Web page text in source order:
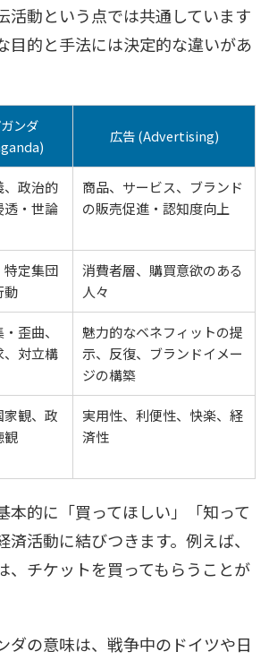
活動という点では共通しています
目的と手法には決定的な違いがあ
ンダ
広告 (Advertising)
、政治的
透・世論
商品、サービス、ブランド
の販売促進・認知度向上
特定集団
動
消費者層、購買意欲のある
人々
歪曲、
、対立構
魅力的なベネフィットの提
示、反復、ブランドイメー
ジの構築
観、政
観
実用性、利便性、快楽、経
済性
本的に「買ってほしい」「知って
済活動に結びつきます。例えば、
、チケットを買ってもらうことが
ダの意味は、戦争中のドイツや日